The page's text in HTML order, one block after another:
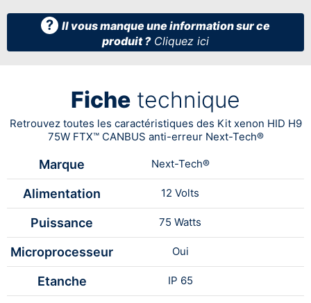
? Il vous manque une information sur ce
produit ? Cliquez ici
Fiche technique
Retrouvez toutes les caractéristiques des Kit xenon HID H9
75W FTX™ CANBUS anti-erreur Next-Tech®
Marque Next-Tech®
Alimentation 12 Volts
Puissance 75 Watts
Microprocesseur Oui
Etanche IP 65